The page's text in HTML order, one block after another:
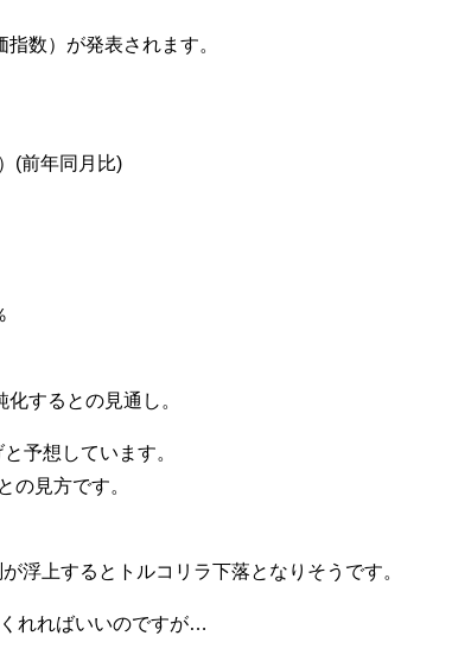
数）が発表されます。
(前年同月比)
するとの見通し。
予想しています。
の見方です。
浮上するとトルコリラ下落となりそうです。
れればいいのですが…